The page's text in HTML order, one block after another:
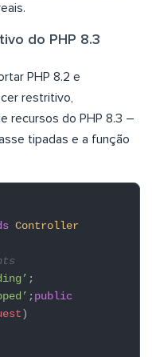
do PHP 8.3
PHP 8.2 e
restritivo,
recursos do PHP 8.3 –
tipadas e a função
Controller
;
; public
)